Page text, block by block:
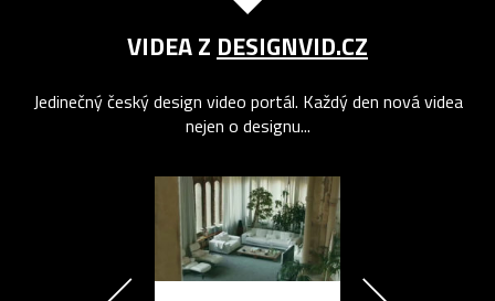
VIDEA Z DESIGNVID.CZ
Jedinečný český design video portál. Každý den nová videa
nejen o designu...